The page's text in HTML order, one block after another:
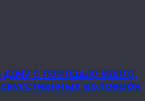
дачу с помощью манго,
водоемов